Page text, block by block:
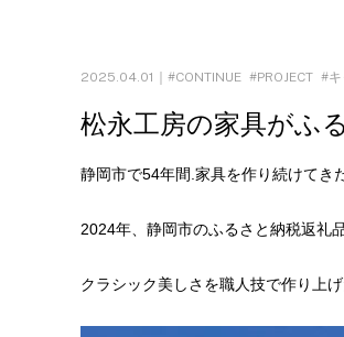
2025.04.01｜ CONTINUE PROJECT
松永工房の家具がふ
静岡市で54年間.家具を作り続けてき
2024年、静岡市のふるさと納税返礼
クラシック美しさを職人技で作り上